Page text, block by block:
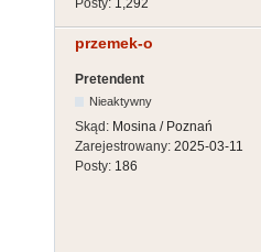
przemek-o
Pretendent
Nieaktywny
Skąd: Mosina / Poznań
Zarejestrowany: 2025-03-11
Posty: 186